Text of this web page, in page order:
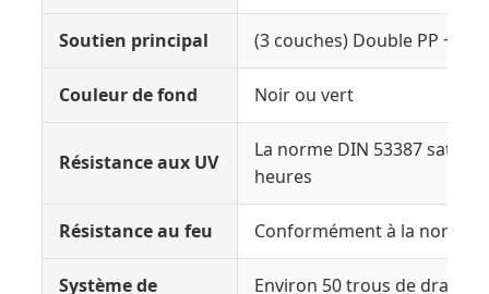
Soutien principal (3 couches) Double PP +
Couleur de fond Noir ou vert
Résistance aux UV
La norme DIN 53387
heures
Résistance au feu Conformément à la norme
Système de
Environ 50 trous de